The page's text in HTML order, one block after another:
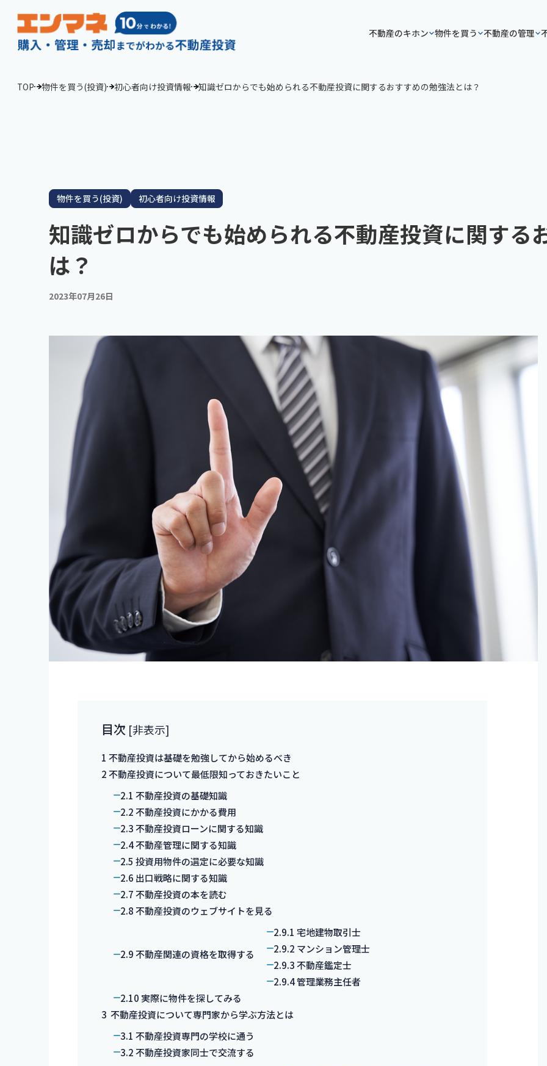
不動産のキホン 物件を買う 不動産の管理
TOP 物件を買う(投資) 初心者向け投資情報 知識ゼロからでも始められる不動産投資に関するおすすめの勉強法とは？
物件を買う(投資) 初心者向け投資情報
知識ゼロからでも始められる不動産投資に関する
は？
2023年07月26日
目次 [非表示]
1 不動産投資は基礎を勉強してから始めるべき
2不動産投資について最低限知っておきたいこと
2.1 不動産投資の基礎知識
2.2不動産投資にかかる費用
2.3不動産投資ローンに関する知識
2.4不動産管理に関する知識
2.5 投資用物件の選定に必要な知識
2.6 出口戦略に関する知識
2.7不動産投資の本を読む
2.8不動産投資のウェブサイトを見る
2.9不動産関連の資格を取得する
2.9.1 宅地建物取引士
2.9.2 マンション管理士
2.9.3不動産鑑定士
2.9.4管理業務主任者
2.10 実際に物件を探してみる
3 不動産投資について専門家から学ぶ方法とは
3.1 不動産投資専門の学校に通う
3.2不動産投資家同士で交流する